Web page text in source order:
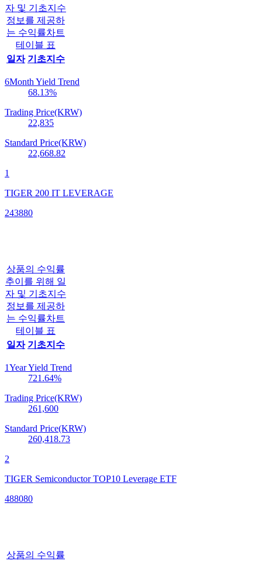
자 및 기초지수
정보를 제공하
는 수익률차트
테이블 표
일자 기초지수
6Month Yield Trend
68.13%
Trading Price(KRW)
22,835
Standard Price(KRW)
22,668.82
1
TIGER 200 IT LEVERAGE
243880
상품의 수익률
추이를 위해 일
자 및 기초지수
정보를 제공하
는 수익률차트
테이블 표
일자 기초지수
1Year Yield Trend
721.64%
Trading Price(KRW)
261,600
Standard Price(KRW)
260,418.73
2
TIGER Semiconductor TOP10 Leverage ETF
488080
상품의 수익률